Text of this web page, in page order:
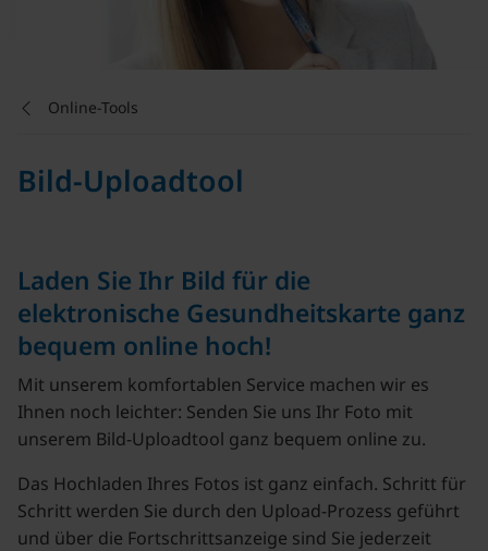
Online-Tools
Bild-Uploadtool
Laden Sie Ihr Bild für die
elektronische Gesundheitskarte ganz
bequem online hoch!
Mit unserem komfortablen Service machen wir es
Ihnen noch leichter: Senden Sie uns Ihr Foto mit
unserem Bild-Uploadtool ganz bequem online zu.
Das Hochladen Ihres Fotos ist ganz einfach. Schritt für
Schritt werden Sie durch den Upload-Prozess geführt
und über die Fortschrittsanzeige sind Sie jederzeit